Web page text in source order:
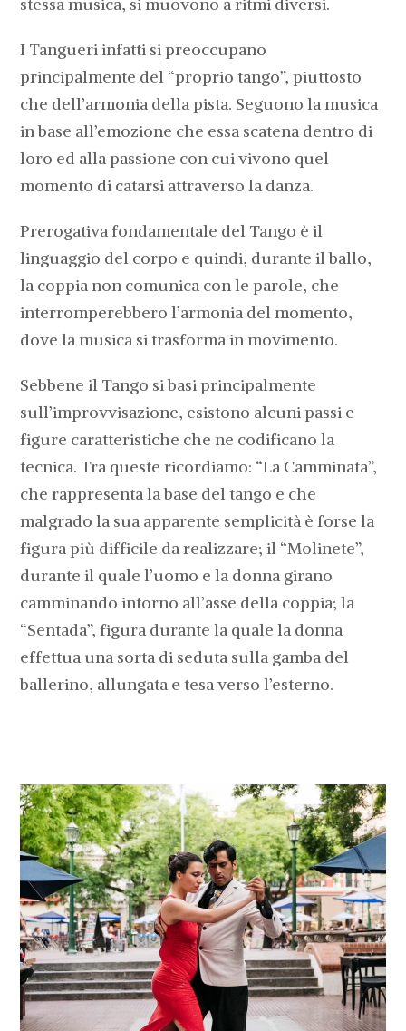
I Tangueri infatti si preoccupano
principalmente del “proprio tango”, piuttosto
che dell’armonia della pista. Seguono la musica
in base all’emozione che essa scatena dentro di
loro ed alla passione con cui vivono quel
momento di catarsi attraverso la danza.
Prerogativa fondamentale del Tango è il
linguaggio del corpo e quindi, durante il ballo,
la coppia non comunica con le parole, che
interromperebbero l’armonia del momento,
dove la musica si trasforma in movimento.
Sebbene il Tango si basi principalmente
sull’improvvisazione, esistono alcuni passi e
figure caratteristiche che ne codificano la
tecnica. Tra queste ricordiamo: “La Camminata”,
che rappresenta la base del tango e che
malgrado la sua apparente semplicità è forse la
figura più difficile da realizzare; il “Molinete”,
durante il quale l’uomo e la donna girano
camminando intorno all’asse della coppia; la
“Sentada”, figura durante la quale la donna
effettua una sorta di seduta sulla gamba del
ballerino, allungata e tesa verso l’esterno.